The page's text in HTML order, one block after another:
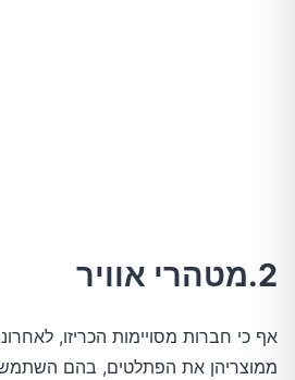
2.מטהרי אוויר
אף כי חברות מסויימות הכריזו,
ממוצריהן את הפתלטים, בהם